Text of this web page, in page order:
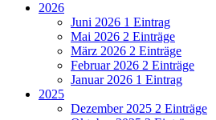
2026
Juni 2026 1 Eintrag
Mai 2026 2 Einträge
März 2026 2 Einträge
Februar 2026 2 Einträge
Januar 2026 1 Eintrag
2025
Dezember 2025 2 Einträge